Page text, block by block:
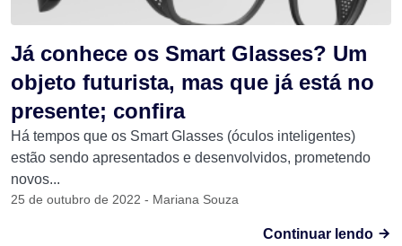
Já conhece os Smart Glasses? Um
objeto futurista, mas que já está no
presente; confira
Há tempos que os Smart Glasses (óculos inteligentes)
estão sendo apresentados e desenvolvidos, prometendo
novos...
25 de outubro de 2022 - Mariana Souza
Continuar lendo